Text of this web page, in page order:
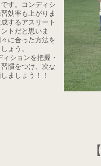
す。コンディシ
効率も上がりま
するアスリート
トだと思いま
に合った方法を
ょう。
ションを把握・
慣をつけ、次な
ましょう！！